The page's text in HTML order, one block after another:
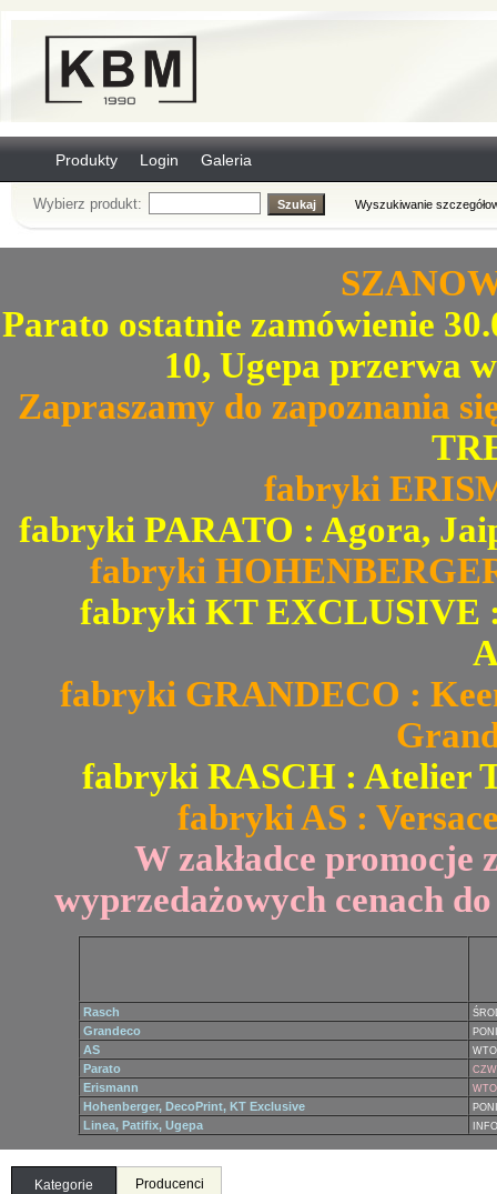
Produkty Login Galeria
Wybierz produkt: Wyszukiwanie
Parato ostatnie zamówienie
10, Ugepa przerwa
Zapraszamy do zapoznania
fabryki
fabryki PARATO : Agora,
fabryki
fabryki KT EXCLUSIVE
fabryki GRANDECO :
fabryki RASCH : Atelier
fabryki AS :
W zakładce promocje
wyprzedażowych cenach
Rasch
Grandeco
AS
Parato
Erismann
Hohenberger, DecoPrint, KT Exclusive
Linea, Patifix, Ugepa
Kategorie Producenci